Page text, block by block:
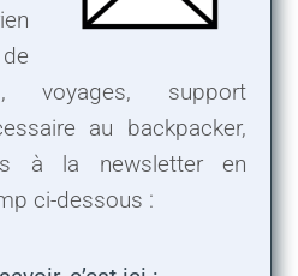
voyages, support
au backpacker,
à la newsletter en
ci-dessous :